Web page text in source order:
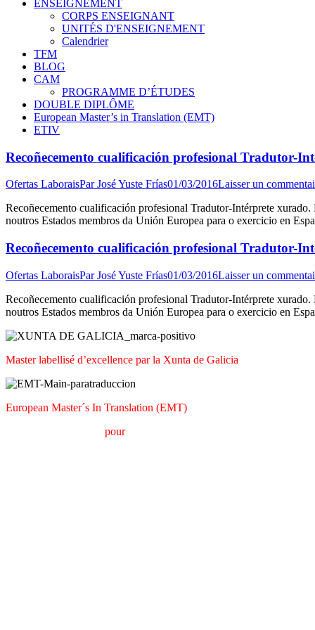
ENSEIGNEMENT
CORPS ENSEIGNANT
UNITÉS D'ENSEIGNEMENT
Calendrier
TFM
BLOG
CAM
PROGRAMME D’ÉTUDES
DOUBLE DIPLÔME
European Master’s in Translation (EMT)
ETIV
Recoñecemento cualificación profesional Tradutor-
Ofertas LaboraisParJosé Yuste Frías01/03/2016Laisser un
Recoñecemento cualificación profesional Tradutor-Intérprete
noutros Estados membros da Unión Europea para o exercicio en
Recoñecemento cualificación profesional Tradutor-
Ofertas LaboraisParJosé Yuste Frías01/03/2016Laisser un
Recoñecemento cualificación profesional Tradutor-Intérprete
noutros Estados membros da Unión Europea para o exercicio en
Master labellisé d’excellence par la Xunta de Galicia
European Master´s In Translation (EMT)
pourla